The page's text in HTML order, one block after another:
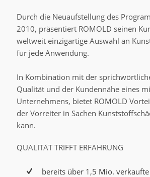
Durch die Neuaufstellung des
2010, präsentiert ROMOLD seinen
weltweit einzigartige Auswahl an
für jede Anwendung.
In Kombination mit der
Qualität und der Kundennähe eines
Unternehmens, bietet ROMOLD
der Vorreiter in Sachen
kann.
QUALITÄT TRIFFT ERFAHRUNG
bereits über 1,5 Mio.